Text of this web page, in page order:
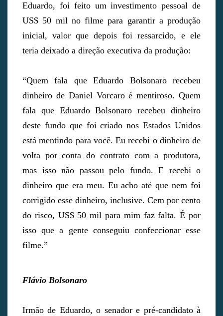
Eduardo, foi feito um investimento pessoal de
US$ 50 mil no filme para garantir a produção
inicial, valor que depois foi ressarcido, e ele
teria deixado a direção executiva da produção:
“Quem fala que Eduardo Bolsonaro recebeu
dinheiro de Daniel Vorcaro é mentiroso. Quem
fala que Eduardo Bolsonaro recebeu dinheiro
deste fundo que foi criado nos Estados Unidos
está mentindo para você. Eu recebi o dinheiro de
volta por conta do contrato com a produtora,
mas isso não passou pelo fundo. E recebi o
dinheiro que era meu. Eu acho até que nem foi
corrigido esse dinheiro, inclusive. Cem por cento
do risco, US$ 50 mil para mim faz falta. É por
isso que a gente conseguiu confeccionar esse
filme.”
Flávio Bolsonaro
Irmão de Eduardo, o senador e pré-candidato à